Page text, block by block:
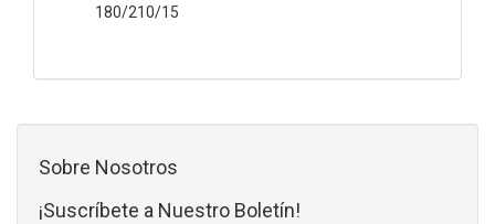
180/210/15
Sobre Nosotros
¡Suscríbete a Nuestro Boletín!